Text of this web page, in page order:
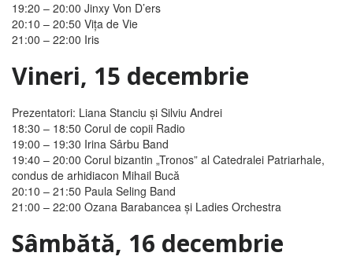
19:20 – 20:00 Jinxy Von D’ers
20:10 – 20:50 Viţa de Vie
21:00 – 22:00 Iris
Vineri, 15 decembrie
Prezentatori: Liana Stanciu şi Silviu Andrei
18:30 – 18:50 Corul de copii Radio
19:00 – 19:30 Irina Sârbu Band
19:40 – 20:00 Corul bizantin „Tronos” al Catedralei Patriarhale,
condus de arhidiacon Mihail Bucă
20:10 – 21:50 Paula Seling Band
21:00 – 22:00 Ozana Barabancea şi Ladies Orchestra
Sâmbătă, 16 decembrie